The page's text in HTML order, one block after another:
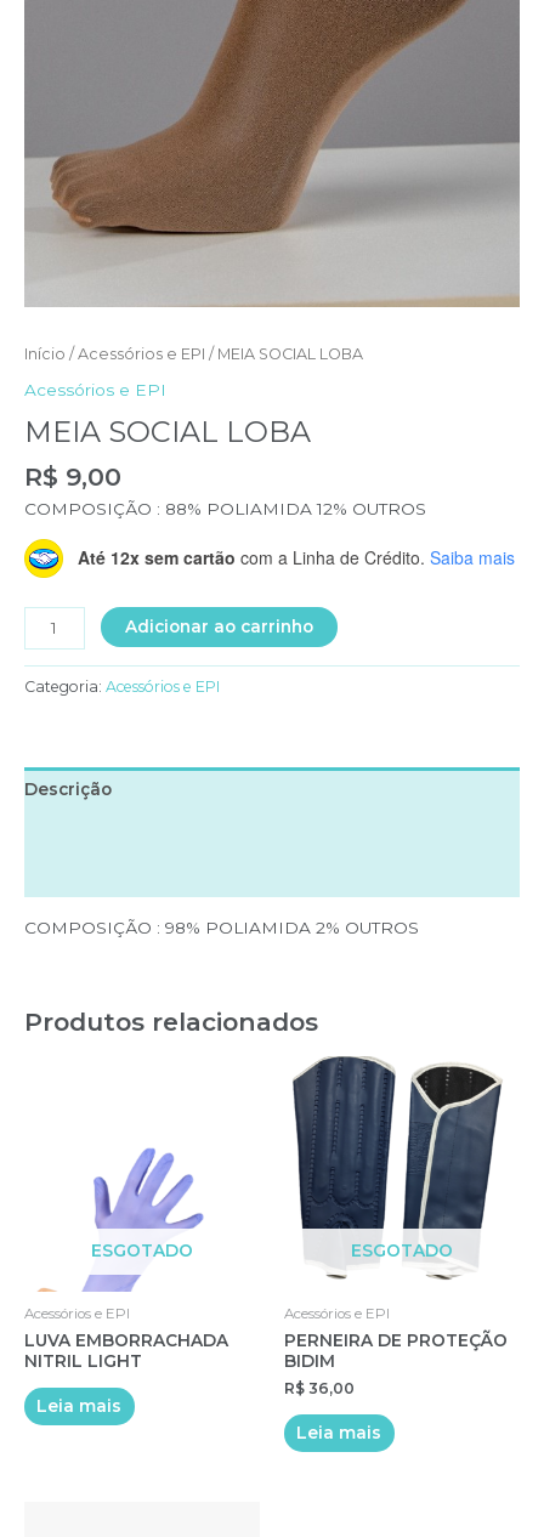
Início / Acessórios e EPI / MEIA SOCIAL LOBA
Acessórios e EPI
MEIA SOCIAL LOBA
R$ 9,00
COMPOSIÇÃO : 88% POLIAMIDA 12% OUTROS
Até 12x sem cartão com a Linha de Crédito. Saiba mais
MEIA
SOCIAL
LOBA
quantidade
Adicionar ao carrinho
Categoria: Acessórios e EPI
Descrição
COMPOSIÇÃO : 98% POLIAMIDA 2% OUTROS
Produtos relacionados
ESGOTADO
Acessórios e EPI
LUVA EMBORRACHADA
NITRIL LIGHT
Leia mais
ESGOTADO
Acessórios e EPI
PERNEIRA DE PROTEÇÃO
BIDIM
R$ 36,00
Leia mais